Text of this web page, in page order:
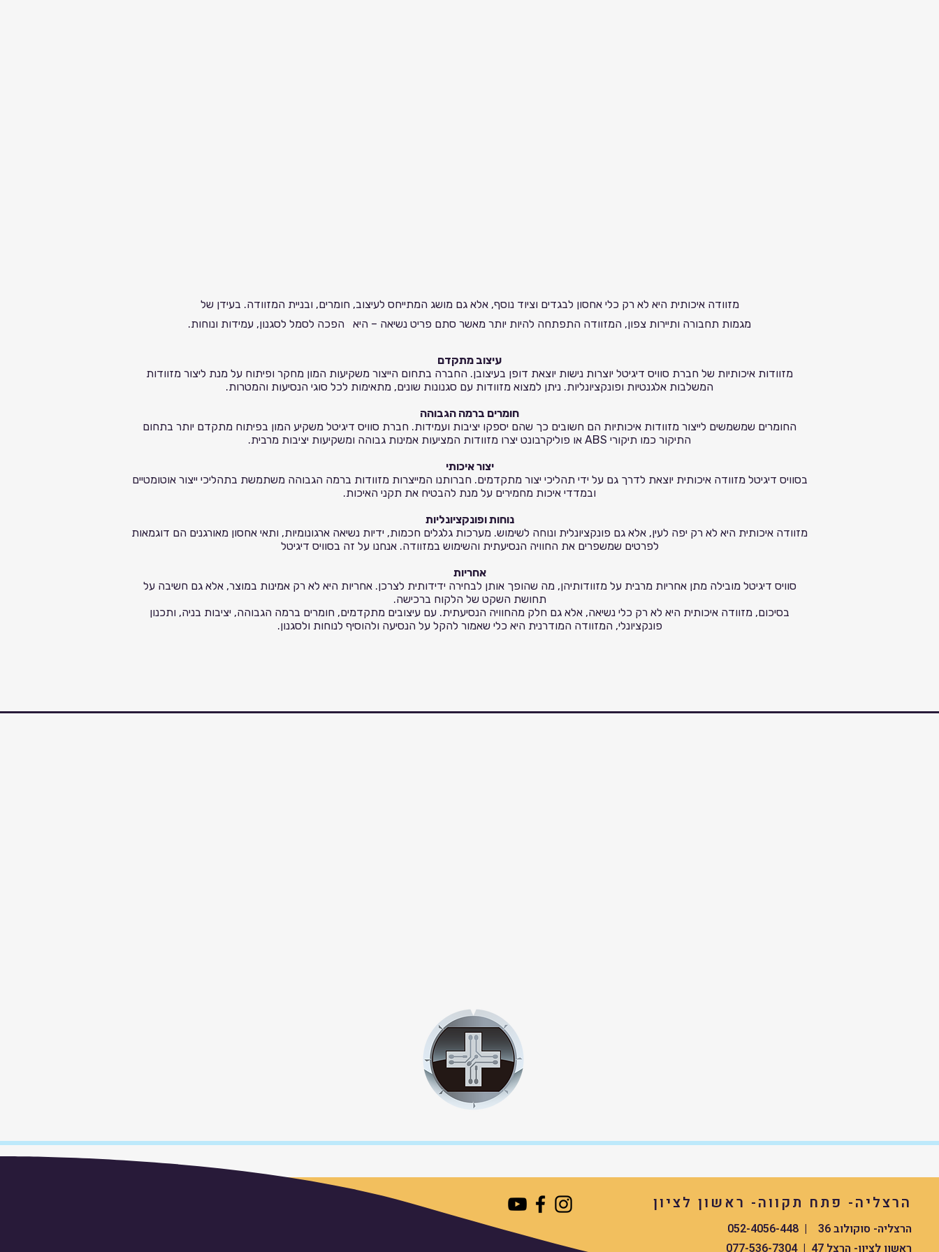
מזוודה איכותית היא לא רק כלי אחסון לבגדים וציוד נוסף, אלא גם מושג המתייחס לעיצוב, חומרים, ובניית המזוודה. בעידן של
מגמות תחבורה ותיירות צפון, המזוודה התפתחה להיות יותר מאשר סתם פריט נשיאה – היא הפכה לסמל לסגנון, עמידות ונוחות.
עיצוב מתקדם
מזוודות איכותיות של חברת סוויס דיגיטל יוצרות נישות יוצאת דופן בעיצובן. החברה בתחום הייצור משקיעות המון מחקר ופיתוח על מנת ליצור מזוודות
המשלבות אלגנטיות ופונקציונליות. ניתן למצוא מזוודות עם סגנונות שונים, מתאימות לכל סוגי הנסיעות והמטרות.
חומרים ברמה הגבוהה
החומרים שמשמשים לייצור מזוודות איכותיות הם חשובים כך שהם יספקו יציבות ועמידות. חברת סוויס דיגיטל משקיע המון בפיתוח מתקדם יותר בתחום
התיקור כמו תיקורי ABS או פוליקרבונט יצרו מזוודות המציעות אמינות גבוהה ומשקיעות יציבות מרבית.
יצור איכותי
בסוויס דיגיטל מזוודה איכותית יוצאת לדרך גם על ידי תהליכי יצור מתקדמים. חברותנו המייצרות מזוודות ברמה הגבוהה משתמשת בתהליכי ייצור אוטומטיים
ובמדדי איכות מחמירים על מנת להבטיח את תקני האיכות.
נוחות ופונקציונליות
מזוודה איכותית היא לא רק יפה לעין, אלא גם פונקציונלית ונוחה לשימוש. מערכות גלגלים חכמות, ידיות נשיאה ארגונומיות, ותאי אחסון מאורגנים הם דוגמאות
לפרטים שמשפרים את החוויה הנסיעתית והשימוש במזוודה. אנחנו על זה בסוויס דיגיטל
אחריות
סוויס דיגיטל מובילה מתן אחריות מרבית על מזוודותיהן, מה שהופך אותן לבחירה ידידותית לצרכן. אחריות היא לא רק אמינות במוצר, אלא גם חשיבה על
תחושת השקט של הלקוח ברכישה.
בסיכום, מזוודה איכותית היא לא רק כלי נשיאה, אלא גם חלק מהחוויה הנסיעתית. עם עיצובים מתקדמים, חומרים ברמה הגבוהה, יציבות בניה, ותכנון
פונקציונלי, המזוודה המודרנית היא כלי שאמור להקל על הנסיעה ולהוסיף לנוחות ולסגנון.
הרצליה- פתח תקווה- ראשון לציון
הרצליה- סוקולוב 36 | 052-4056-448
ראשון לציון- הרצל 47 | 077-536-7304